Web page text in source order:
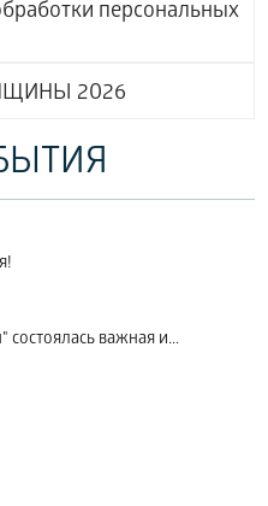
персональных
2026
важная и...